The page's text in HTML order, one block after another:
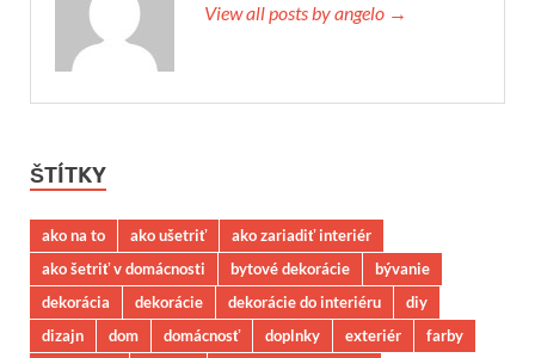
View all posts by angelo →
ŠTÍTKY
ako na to ako ušetriť
ako zariadiť interiér
ako šetriť v domácnosti
bytové dekorácie
bývanie
dekorácia
dekorácie dekorácie do interiéru
diy
dizajn
dom domácnosť doplnky exteriér
farby